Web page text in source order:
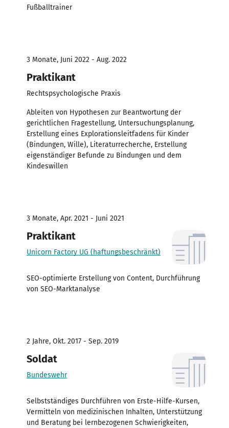
Fußballtrainer
3 Monate, Juni 2022 - Aug. 2022
Praktikant
Rechtspsychologische Praxis
Ableiten von Hypothesen zur Beantwortung der
gerichtlichen Fragestellung, Untersuchungsplanung,
Erstellung eines Explorationsleitfadens für Kinder
(Bindungen, Wille), Literaturrecherche, Erstellung
eigenständiger Befunde zu Bindungen und dem
Kindeswillen
3 Monate, Apr. 2021 - Juni 2021
Praktikant
Unicorn Factory UG (haftungsbeschränkt)
SEO-optimierte Erstellung von Content, Durchführung
von SEO-Marktanalyse
2 Jahre, Okt. 2017 - Sep. 2019
Soldat
Bundeswehr
Selbstständiges Durchführen von Erste-Hilfe-Kursen,
Vermitteln von medizinischen Inhalten, Unterstützung
und Beratung bei lernbezogenen Schwierigkeiten,